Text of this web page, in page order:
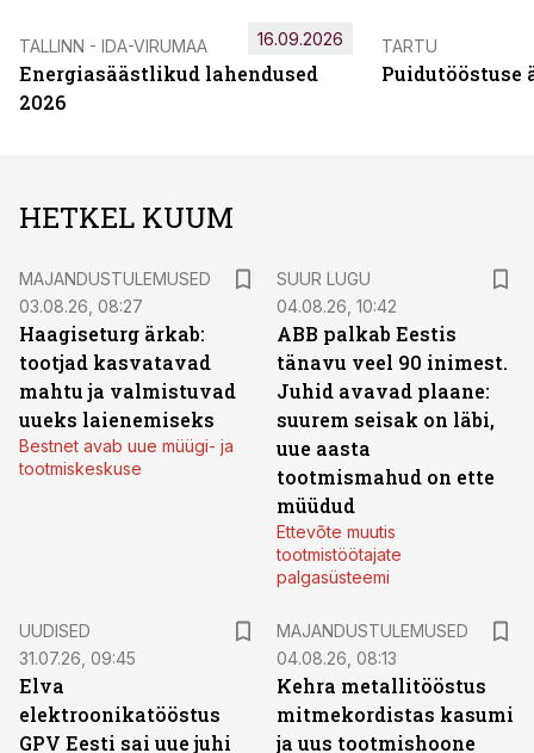
TALLINN - IDA-VIRUMAA
Energiasäästlikud lahendused
2026
16.09.2026 TARTU
Puidutööstuse
HETKEL KUUM
MAJANDUSTULEMUSED
03.08.26, 08:27
Haagiseturg ärkab:
tootjad kasvatavad
mahtu ja valmistuvad
uueks laienemiseks
Bestnet avab uue müügi- ja
tootmiskeskuse
SUUR LUGU
04.08.26, 10:42
ABB palkab Eestis
tänavu veel 90 inimest.
Juhid avavad plaane:
suurem seisak on läbi,
uue aasta
tootmismahud on ette
müüdud
Ettevõte muutis
tootmistöötajate
palgasüsteemi
UUDISED
31.07.26, 09:45
Elva
elektroonikatööstus
GPV Eesti sai uue juhi
MAJANDUSTULEMUSED
04.08.26, 08:13
Kehra metallitööstus
mitmekordistas kasumi
ja uus tootmishoone